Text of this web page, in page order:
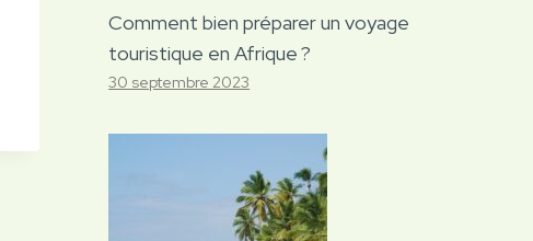
Comment bien préparer un voyage
touristique en Afrique ?
30 septembre 2023